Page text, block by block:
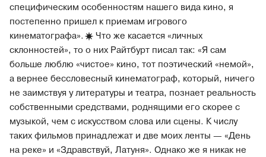
специфическим особенностям нашего вида кино, я
постепенно пришел к приемам игрового
кинематографа».
Что же касается «личных
склонностей», то о них Райтбурт писал так: «Я сам
больше люблю «чистое» кино, тот поэтический «немой»,
а вернее бессловесный кинематограф, который, ничего
не заимствуя у литературы и театра, познает реальность
собственными средствами, роднящими его скорее с
музыкой, чем с искусством слова или сцены. К числу
таких фильмов принадлежат и две моих ленты — «День
на реке» и «Здравствуй, Латуня». Однако же я никак не